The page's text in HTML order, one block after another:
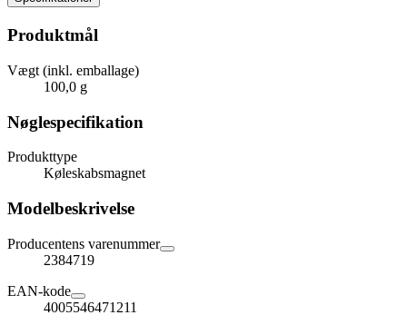
Produktmål
Vægt (inkl. emballage)
100,0 g
Nøglespecifikation
Produkttype
Køleskabsmagnet
Modelbeskrivelse
Producentens varenummer
2384719
EAN-kode
4005546471211